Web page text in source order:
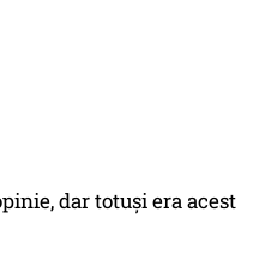
dar totuși era acest